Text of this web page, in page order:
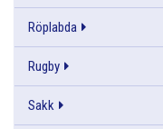
Röplabda
Rugby
Sakk